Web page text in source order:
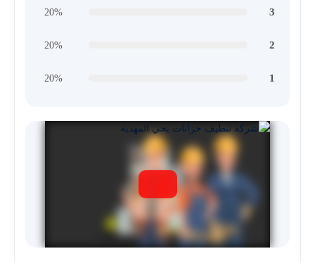
3
20%
2
20%
1
20%